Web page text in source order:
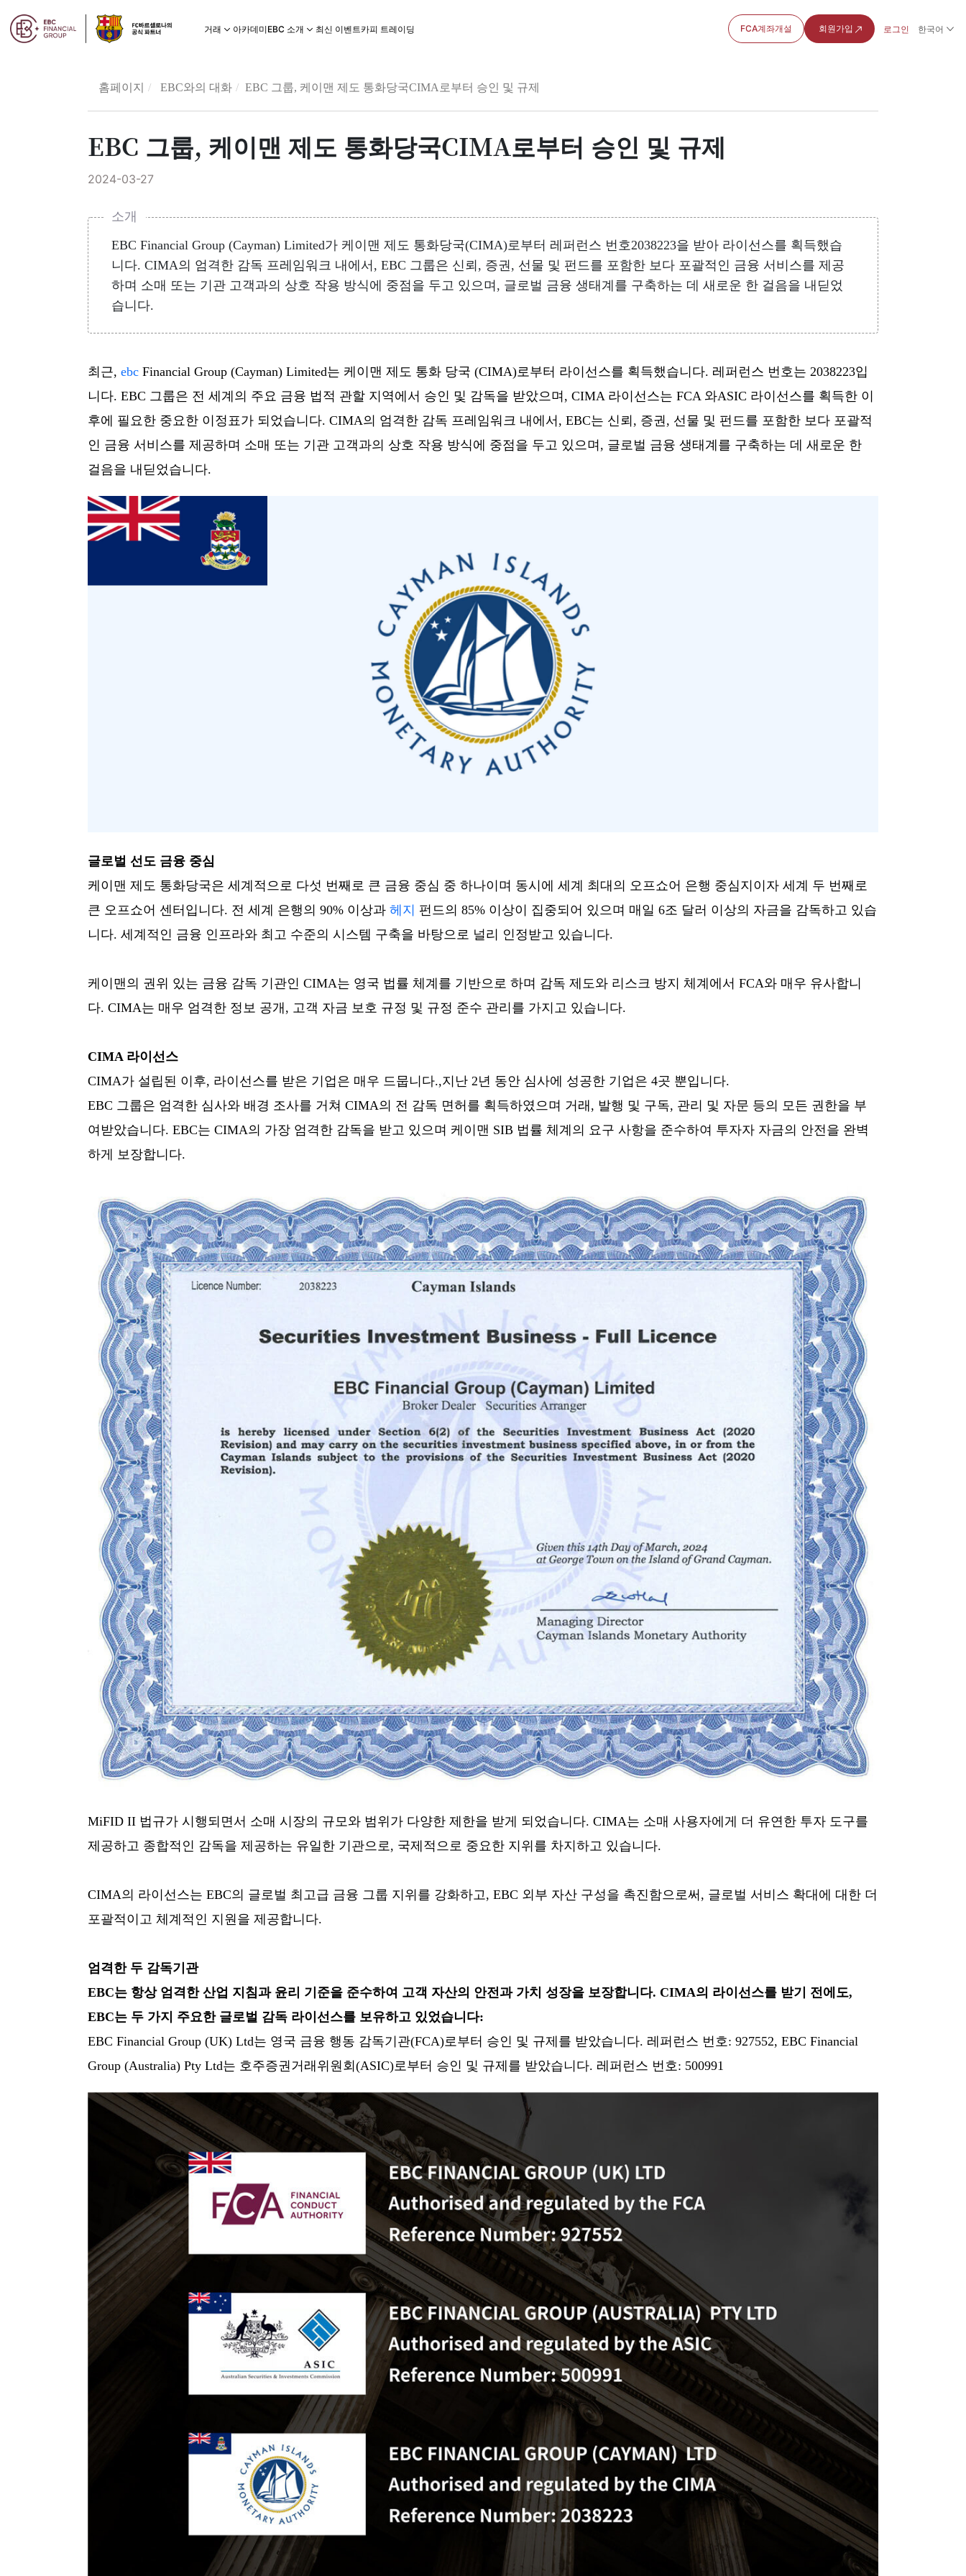
거래 아카데미EBC 소개 최신 이벤트카피 트레이딩 FCA계좌개설 회원가입 로그인 한국어
홈페이지 EBC와의 대화 EBC 그룹, 케이맨 제도 통화당국CIMA로부터 승인 및 규제
EBC 그룹, 케이맨 제도 통화당국CIMA로부터 승인 및 규제
2024-03-27
소개
EBC Financial Group (Cayman) Limited가 케이맨 제도 통화당국(CIMA)로부터 레퍼런스 번호2038223을 받아 라이선스를 획득했습
니다. CIMA의 엄격한 감독 프레임워크 내에서, EBC 그룹은 신뢰, 증권, 선물 및 펀드를 포함한 보다 포괄적인 금융 서비스를 제공
하며 소매 또는 기관 고객과의 상호 작용 방식에 중점을 두고 있으며, 글로벌 금융 생태계를 구축하는 데 새로운 한 걸음을 내딛었
습니다.
최근,ebc Financial Group (Cayman) Limited는 케이맨 제도 통화 당국 (CIMA)로부터 라이선스를 획득했습니다. 레퍼런스 번호는 2038223입
니다. EBC 그룹은 전 세계의 주요 금융 법적 관할 지역에서 승인 및 감독을 받았으며, CIMA 라이선스는 FCA 와ASIC 라이선스를 획득한 이
후에 필요한 중요한 이정표가 되었습니다. CIMA의 엄격한 감독 프레임워크 내에서, EBC는 신뢰, 증권, 선물 및 펀드를 포함한 보다 포괄적
인 금융 서비스를 제공하며 소매 또는 기관 고객과의 상호 작용 방식에 중점을 두고 있으며, 글로벌 금융 생태계를 구축하는 데 새로운 한
걸음을 내딛었습니다.
글로벌 선도 금융 중심
케이맨 제도 통화당국은 세계적으로 다섯 번째로 큰 금융 중심 중 하나이며 동시에 세계 최대의 오프쇼어 은행 중심지이자 세계 두 번째로
큰 오프쇼어 센터입니다. 전 세계 은행의 90% 이상과헤지 펀드의 85% 이상이 집중되어 있으며 매일 6조 달러 이상의 자금을 감독하고 있습
니다. 세계적인 금융 인프라와 최고 수준의 시스템 구축을 바탕으로 널리 인정받고 있습니다.
케이맨의 권위 있는 금융 감독 기관인 CIMA는 영국 법률 체계를 기반으로 하며 감독 제도와 리스크 방지 체계에서 FCA와 매우 유사합니
다. CIMA는 매우 엄격한 정보 공개, 고객 자금 보호 규정 및 규정 준수 관리를 가지고 있습니다.
CIMA 라이선스
CIMA가 설립된 이후, 라이선스를 받은 기업은 매우 드뭅니다.,지난 2년 동안 심사에 성공한 기업은 4곳 뿐입니다.
EBC 그룹은 엄격한 심사와 배경 조사를 거쳐 CIMA의 전 감독 면허를 획득하였으며 거래, 발행 및 구독, 관리 및 자문 등의 모든 권한을 부
여받았습니다. EBC는 CIMA의 가장 엄격한 감독을 받고 있으며 케이맨 SIB 법률 체계의 요구 사항을 준수하여 투자자 자금의 안전을 완벽
하게 보장합니다.
MiFID II 법규가 시행되면서 소매 시장의 규모와 범위가 다양한 제한을 받게 되었습니다. CIMA는 소매 사용자에게 더 유연한 투자 도구를
제공하고 종합적인 감독을 제공하는 유일한 기관으로, 국제적으로 중요한 지위를 차지하고 있습니다.
CIMA의 라이선스는 EBC의 글로벌 최고급 금융 그룹 지위를 강화하고, EBC 외부 자산 구성을 촉진함으로써, 글로벌 서비스 확대에 대한 더
포괄적이고 체계적인 지원을 제공합니다.
엄격한 두 감독기관
EBC는 항상 엄격한 산업 지침과 윤리 기준을 준수하여 고객 자산의 안전과 가치 성장을 보장합니다. CIMA의 라이선스를 받기 전에도,
EBC는 두 가지 주요한 글로벌 감독 라이선스를 보유하고 있었습니다:
EBC Financial Group (UK) Ltd는 영국 금융 행동 감독기관(FCA)로부터 승인 및 규제를 받았습니다. 레퍼런스 번호: 927552, EBC Financial
Group (Australia) Pty Ltd는 호주증권거래위원회(ASIC)로부터 승인 및 규제를 받았습니다. 레퍼런스 번호: 500991